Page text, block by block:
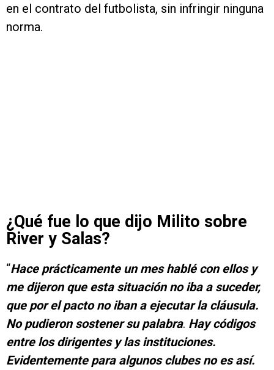
en el contrato del futbolista, sin infringir ninguna
norma.
¿Qué fue lo que dijo Milito sobre
River y Salas?
“Hace prácticamente un mes hablé con ellos y
me dijeron que esta situación no iba a suceder,
que por el pacto no iban a ejecutar la cláusula.
No pudieron sostener su palabra. Hay códigos
entre los dirigentes y las instituciones.
Evidentemente para algunos clubes no es así.